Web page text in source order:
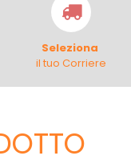
Seleziona
il tuo Corriere